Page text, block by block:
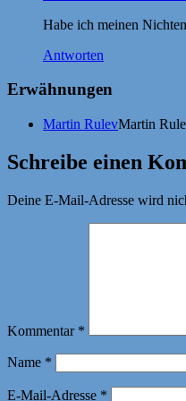
Habe ich meinen
Antworten
Erwähnungen
Martin RulevMartin
Schreibe einen
Deine E-Mail-Adresse wird
Kommentar *
Name *
E-Mail-Adresse *